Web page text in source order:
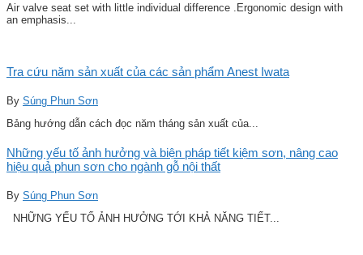
Air valve seat set with little individual difference .Ergonomic design with
an emphasis...
Tra cứu năm sản xuất của các sản phẩm Anest Iwata
By Súng Phun Sơn
Bảng hướng dẫn cách đọc năm tháng sản xuất của...
Những yếu tố ảnh hưởng và biện pháp tiết kiệm sơn, nâng cao
hiệu quả phun sơn cho ngành gỗ nội thất
By Súng Phun Sơn
NHỮNG YẾU TỐ ẢNH HƯỞNG TỚI KHẢ NĂNG TIẾT...